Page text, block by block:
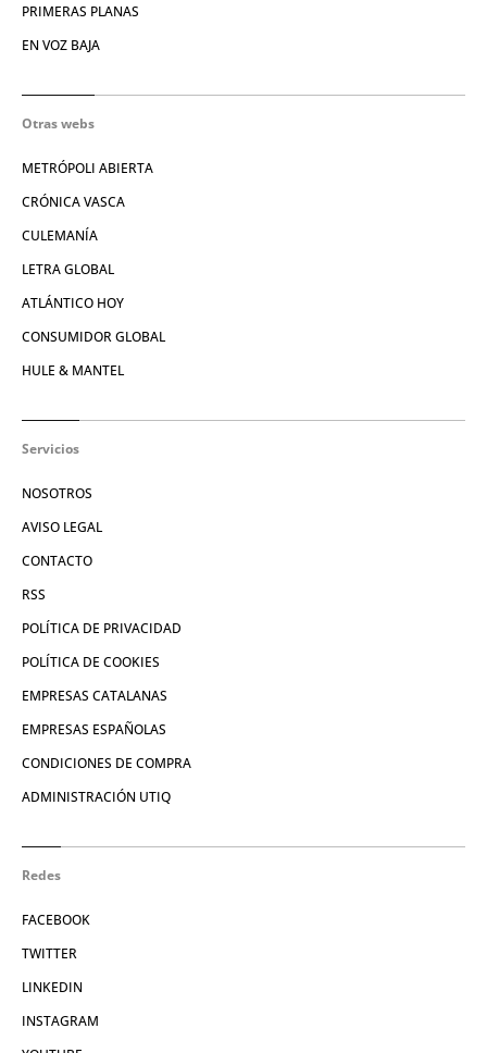
PRIMERAS PLANAS
EN VOZ BAJA
Otras webs
METRÓPOLI ABIERTA
CRÓNICA VASCA
CULEMANÍA
LETRA GLOBAL
ATLÁNTICO HOY
CONSUMIDOR GLOBAL
HULE & MANTEL
Servicios
NOSOTROS
AVISO LEGAL
CONTACTO
RSS
POLÍTICA DE PRIVACIDAD
POLÍTICA DE COOKIES
EMPRESAS CATALANAS
EMPRESAS ESPAÑOLAS
CONDICIONES DE COMPRA
ADMINISTRACIÓN UTIQ
Redes
FACEBOOK
TWITTER
LINKEDIN
INSTAGRAM